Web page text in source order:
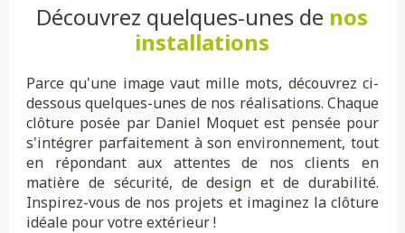
Découvrez quelques-unes de nos
installations
Parce qu'une image vaut mille mots, découvrez ci-
dessous quelques-unes de nos réalisations. Chaque
clôture posée par Daniel Moquet est pensée pour
s'intégrer parfaitement à son environnement, tout
en répondant aux attentes de nos clients en
matière de sécurité, de design et de durabilité.
Inspirez-vous de nos projets et imaginez la clôture
idéale pour votre extérieur !